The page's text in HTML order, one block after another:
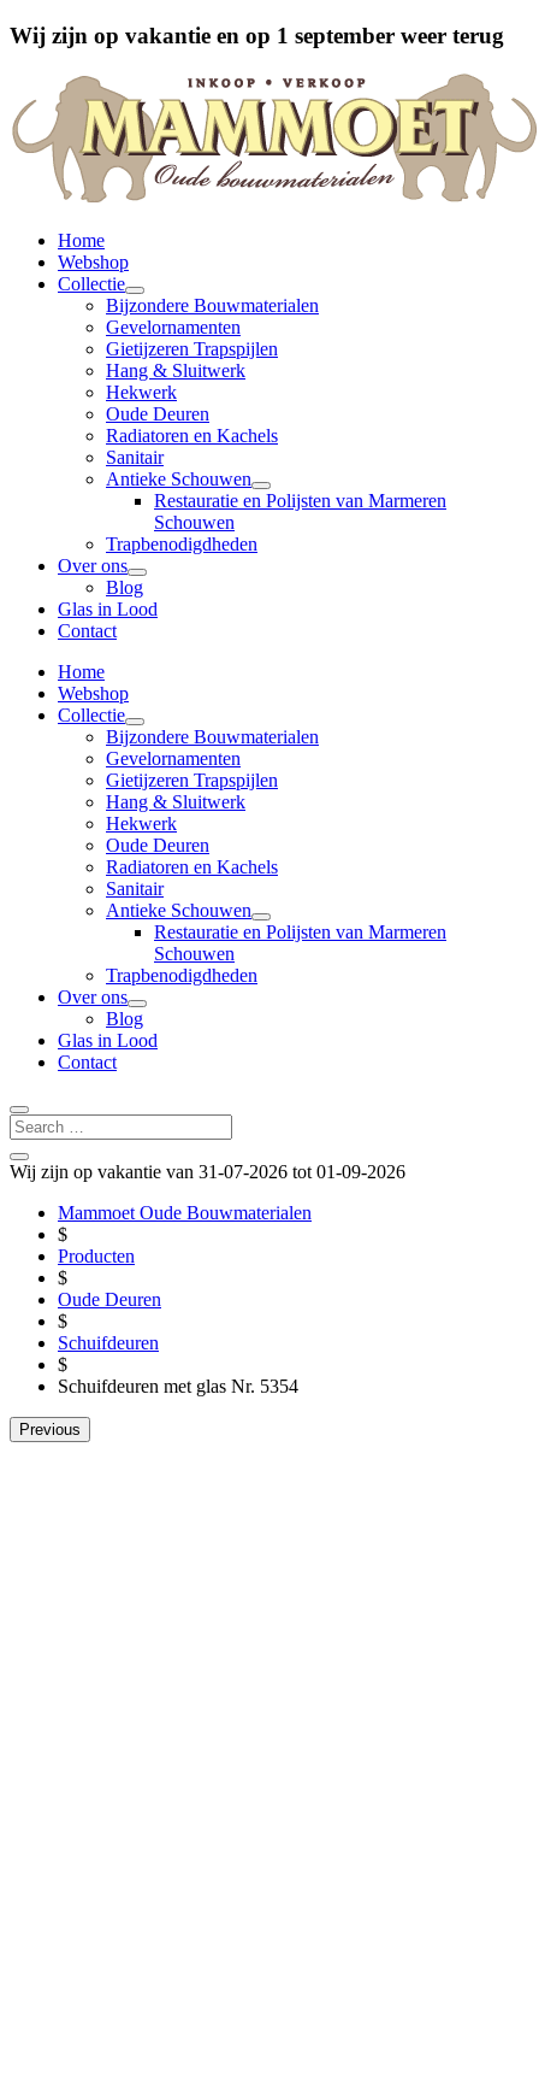
Wij zijn op vakantie en op 1 september weer terug
Home
Webshop
Collectie
Bijzondere Bouwmaterialen
Gevelornamenten
Gietijzeren Trapspijlen
Hang & Sluitwerk
Hekwerk
Oude Deuren
Radiatoren en Kachels
Sanitair
Antieke Schouwen
Restauratie en Polijsten van Marmeren
Schouwen
Trapbenodigdheden
Over ons
Blog
Glas in Lood
Contact
Home
Webshop
Collectie
Bijzondere Bouwmaterialen
Gevelornamenten
Gietijzeren Trapspijlen
Hang & Sluitwerk
Hekwerk
Oude Deuren
Radiatoren en Kachels
Sanitair
Antieke Schouwen
Restauratie en Polijsten van Marmeren
Schouwen
Trapbenodigdheden
Over ons
Blog
Glas in Lood
Contact
Wij zijn op vakantie van 31-07-2026 tot 01-09-2026
Mammoet Oude Bouwmaterialen
$
Producten
$
Oude Deuren
$
Schuifdeuren
$
Schuifdeuren met glas Nr. 5354
Previous